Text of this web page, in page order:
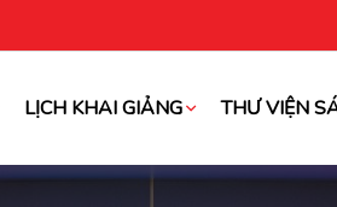
LỊCH KHAI GIẢNG THƯ VIỆN